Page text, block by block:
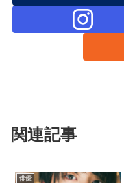
関連記事
俳優